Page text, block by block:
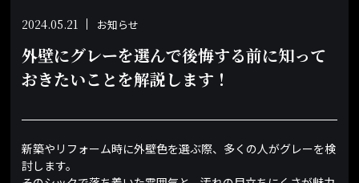
2024.05.21 お知らせ
外壁にグレーを選んで後悔する前に知って
おきたいことを解説します！
新築やリフォーム時に外壁色を選ぶ際、多くの人がグレーを検
討します。